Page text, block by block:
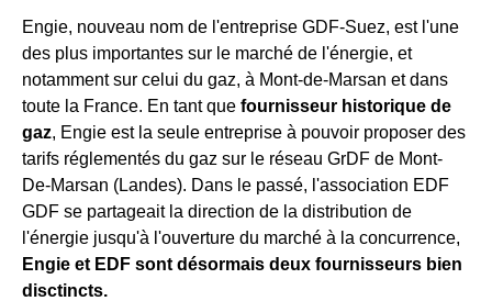
Engie, nouveau nom de l'entreprise GDF-Suez, est l'une
des plus importantes sur le marché de l'énergie, et
notamment sur celui du gaz, à Mont-de-Marsan et dans
toute la France. En tant que fournisseur historique de
gaz, Engie est la seule entreprise à pouvoir proposer des
tarifs réglementés du gaz sur le réseau GrDF de Mont-
De-Marsan (Landes). Dans le passé, l'association EDF
GDF se partageait la direction de la distribution de
l'énergie jusqu'à l'ouverture du marché à la concurrence,
Engie et EDF sont désormais deux fournisseurs bien
disctincts.